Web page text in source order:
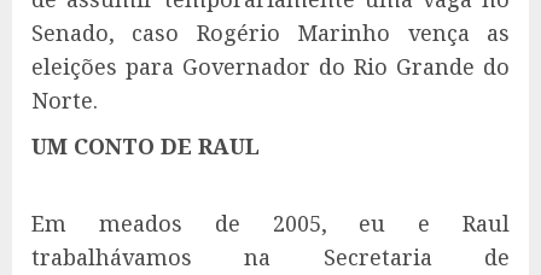
Senado, caso Rogério Marinho vença as
eleições para Governador do Rio Grande do
Norte.
UM CONTO DE RAUL
Em meados de 2005, eu e Raul
trabalhávamos na Secretaria de